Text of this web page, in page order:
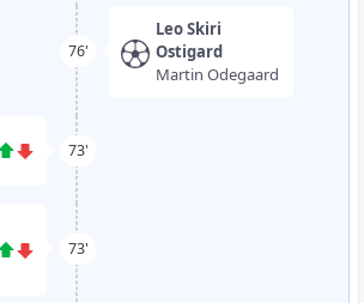
76'
Leo Skiri
Ostigard
Martin Odegaard
73'
73'